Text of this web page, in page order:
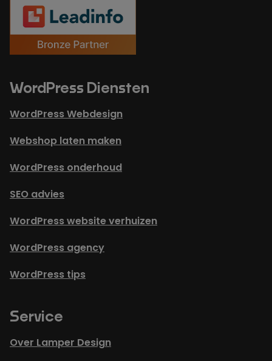
WordPress Diensten
WordPress Webdesign
Webshop laten maken
WordPress onderhoud
SEO advies
WordPress website verhuizen
WordPress agency
WordPress tips
Service
Over Lamper Design